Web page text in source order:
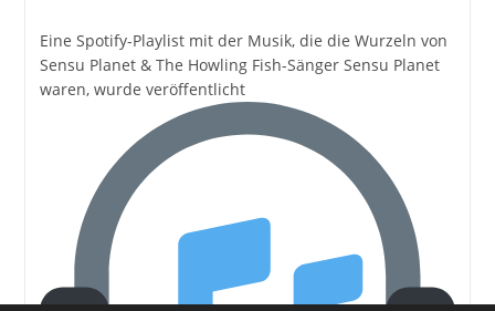
Eine Spotify-Playlist mit der Musik, die die Wurzeln von
Sensu Planet & The Howling Fish-Sänger Sensu Planet
waren, wurde veröffentlicht